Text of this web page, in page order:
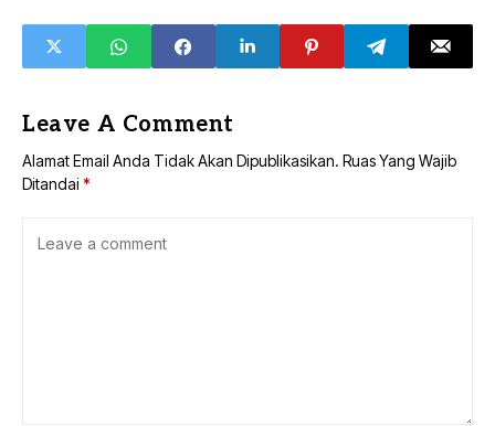
Leave A Comment
Alamat Email Anda Tidak Akan Dipublikasikan. Ruas Yang Wajib
Ditandai *